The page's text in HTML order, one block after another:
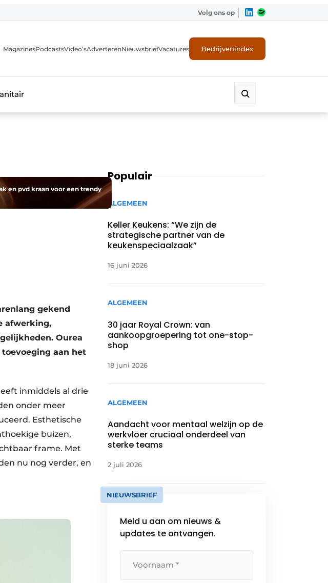
badkamerbranche
Volg ons op
MagazinesPodcastsVideo’sAdverterenNieuwsbriefVacatures Bedrijvenindex
en pvd kraan voor een trendy
gekend
afwerking,
Ourea
aan het
inmiddels al drie
onder meer
Esthetische
buizen,
frame. Met
nu nog verder, en
Populair
ALGEMEEN
Keller Keukens: “We zijn de
strategische partner van de
keukenspeciaalzaak”
16 juni 2026
ALGEMEEN
30 jaar Royal Crown: van
aankoopgroepering tot one-stop-
shop
18 juni 2026
ALGEMEEN
Aandacht voor mentaal welzijn op de
werkvloer cruciaal onderdeel van
sterke teams
2 juli 2026
NIEUWSBRIEF
Meld u aan om nieuws &
updates te ontvangen.